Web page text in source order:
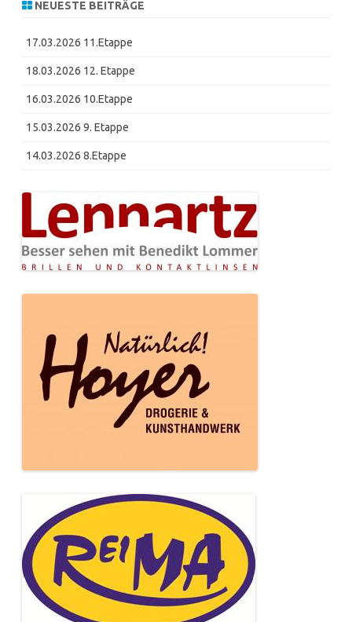
NEUESTE BEITRÄGE
17.03.2026 11.Etappe
18.03.2026 12. Etappe
16.03.2026 10.Etappe
15.03.2026 9. Etappe
14.03.2026 8.Etappe